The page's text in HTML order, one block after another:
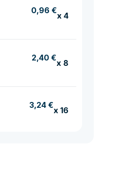
0,96 €
x 4
2,40 €
x 8
3,24 €
x 16